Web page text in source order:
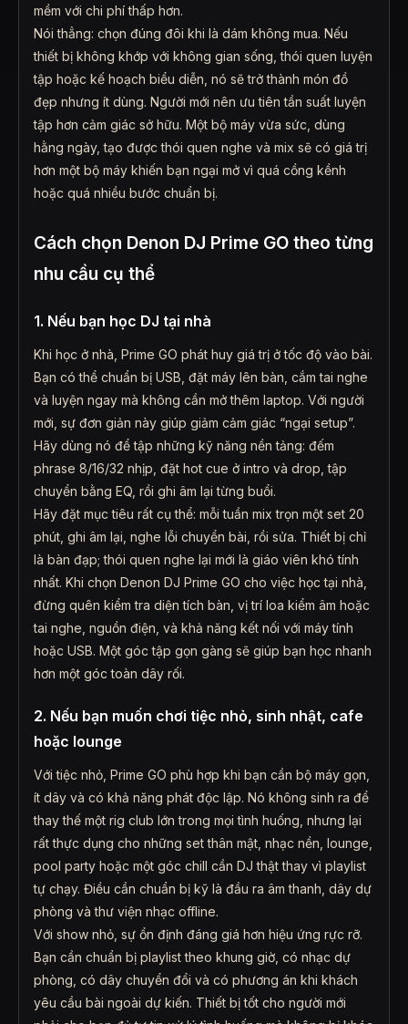
mềm với chi phí thấp hơn.
Nói thẳng: chọn đúng đôi khi là dám không mua. Nếu
thiết bị không khớp với không gian sống, thói quen luyện
tập hoặc kế hoạch biểu diễn, nó sẽ trở thành món đồ
đẹp nhưng ít dùng. Người mới nên ưu tiên tần suất luyện
tập hơn cảm giác sở hữu. Một bộ máy vừa sức, dùng
hằng ngày, tạo được thói quen nghe và mix sẽ có giá trị
hơn một bộ máy khiến bạn ngại mở vì quá cồng kềnh
hoặc quá nhiều bước chuẩn bị.
Cách chọn Denon DJ Prime GO theo từng
nhu cầu cụ thể
1. Nếu bạn học DJ tại nhà
Khi học ở nhà, Prime GO phát huy giá trị ở tốc độ vào bài.
Bạn có thể chuẩn bị USB, đặt máy lên bàn, cắm tai nghe
và luyện ngay mà không cần mở thêm laptop. Với người
mới, sự đơn giản này giúp giảm cảm giác “ngại setup”.
Hãy dùng nó để tập những kỹ năng nền tảng: đếm
phrase 8/16/32 nhịp, đặt hot cue ở intro và drop, tập
chuyển bằng EQ, rồi ghi âm lại từng buổi.
Hãy đặt mục tiêu rất cụ thể: mỗi tuần mix trọn một set 20
phút, ghi âm lại, nghe lỗi chuyển bài, rồi sửa. Thiết bị chỉ
là bàn đạp; thói quen nghe lại mới là giáo viên khó tính
nhất. Khi chọn Denon DJ Prime GO cho việc học tại nhà,
đừng quên kiểm tra diện tích bàn, vị trí loa kiểm âm hoặc
tai nghe, nguồn điện, và khả năng kết nối với máy tính
hoặc USB. Một góc tập gọn gàng sẽ giúp bạn học nhanh
hơn một góc toàn dây rối.
2. Nếu bạn muốn chơi tiệc nhỏ, sinh nhật, cafe
hoặc lounge
Với tiệc nhỏ, Prime GO phù hợp khi bạn cần bộ máy gọn,
ít dây và có khả năng phát độc lập. Nó không sinh ra để
thay thế một rig club lớn trong mọi tình huống, nhưng lại
rất thực dụng cho những set thân mật, nhạc nền, lounge,
pool party hoặc một góc chill cần DJ thật thay vì playlist
tự chạy. Điều cần chuẩn bị kỹ là đầu ra âm thanh, dây dự
phòng và thư viện nhạc offline.
Với show nhỏ, sự ổn định đáng giá hơn hiệu ứng rực rỡ.
Bạn cần chuẩn bị playlist theo khung giờ, có nhạc dự
phòng, có dây chuyển đổi và có phương án khi khách
yêu cầu bài ngoài dự kiến. Thiết bị tốt cho người mới